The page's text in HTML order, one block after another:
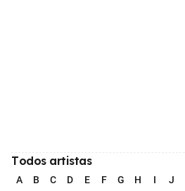
Todos artistas
A B C D E F G H I J